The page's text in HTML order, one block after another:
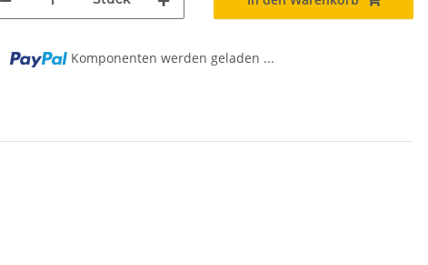
Komponenten werden geladen ...